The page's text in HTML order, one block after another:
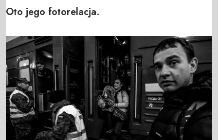
Oto jego fotorelacja.